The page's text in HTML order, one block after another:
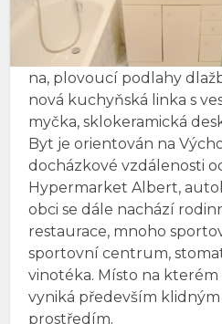
na, plovoucí podlahy
nová kuchyňská linka s
myčka, sklokeramická
Byt je orientován na
docházkové vzdálenosti
Hypermarket Albert,
obci se dále nachází
restaurace, mnoho
sportovní centrum,
vinotéka. Místo na
vyniká především
prostředím.